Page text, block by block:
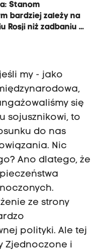
Stanom
bardziej zależy na
Rosji niż zadbaniu o
my - jako
się
sojusznikowi, to
do nas
Nic
Ano dlatego, że
ze strony
polityki. Ale tej
Zjednoczone i